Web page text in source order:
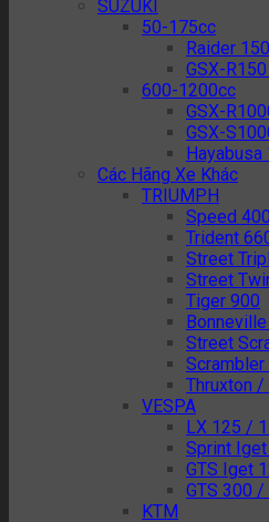
SUZUKI
50-175cc
Raider 150
GSX-
600-1200cc
GSX-
GSX-
Hayabusa
Các Hãng Xe Khác
TRIUMPH
Speed
Trident
Street
Street
Tiger 900
Street
Scrambler
Thruxton
VESPA
LX 125 /
Sprint
GTS Iget
GTS 300 /
KTM